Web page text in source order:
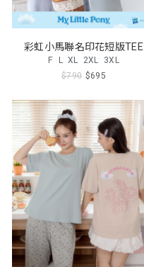
彩虹小馬聯名印花短版TEE
F L XL 2XL 3XL
$790 $695